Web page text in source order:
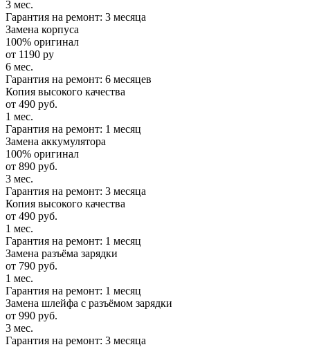
3 мес.
Гарантия на ремонт: 3 месяца
Замена корпуса
100% оригинал
от 1190 ру
6 мес.
Гарантия на ремонт: 6 месяцев
Копия высокого качества
от 490 руб.
1 мес.
Гарантия на ремонт: 1 месяц
Замена аккумулятора
100% оригинал
от 890 руб.
3 мес.
Гарантия на ремонт: 3 месяца
Копия высокого качества
от 490 руб.
1 мес.
Гарантия на ремонт: 1 месяц
Замена разъёма зарядки
от 790 руб.
1 мес.
Гарантия на ремонт: 1 месяц
Замена шлейфа с разъёмом зарядки
от 990 руб.
3 мес.
Гарантия на ремонт: 3 месяца